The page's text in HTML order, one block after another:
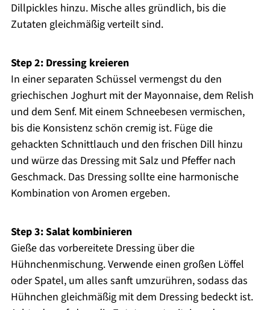
Dillpickles hinzu. Mische alles gründlich, bis die
Zutaten gleichmäßig verteilt sind.
Step 2: Dressing kreieren
In einer separaten Schüssel vermengst du den
griechischen Joghurt mit der Mayonnaise, dem Relish
und dem Senf. Mit einem Schneebesen vermischen,
bis die Konsistenz schön cremig ist. Füge die
gehackten Schnittlauch und den frischen Dill hinzu
und würze das Dressing mit Salz und Pfeffer nach
Geschmack. Das Dressing sollte eine harmonische
Kombination von Aromen ergeben.
Step 3: Salat kombinieren
Gieße das vorbereitete Dressing über die
Hühnchenmischung. Verwende einen großen Löffel
oder Spatel, um alles sanft umzurühren, sodass das
Hühnchen gleichmäßig mit dem Dressing bedeckt ist.